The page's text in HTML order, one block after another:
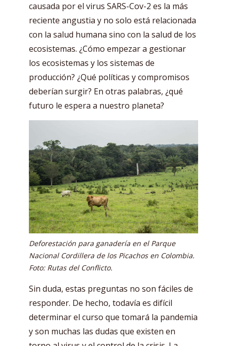
causada por el virus SARS-Cov-2 es la más
reciente angustia y no solo está relacionada
con la salud humana sino con la salud de los
ecosistemas. ¿Cómo empezar a gestionar
los ecosistemas y los sistemas de
producción? ¿Qué políticas y compromisos
deberían surgir? En otras palabras, ¿qué
futuro le espera a nuestro planeta?
Deforestación para ganadería en el Parque
Nacional Cordillera de los Picachos en Colombia.
Foto: Rutas del Conflicto.
Sin duda, estas preguntas no son fáciles de
responder. De hecho, todavía es difícil
determinar el curso que tomará la pandemia
y son muchas las dudas que existen en